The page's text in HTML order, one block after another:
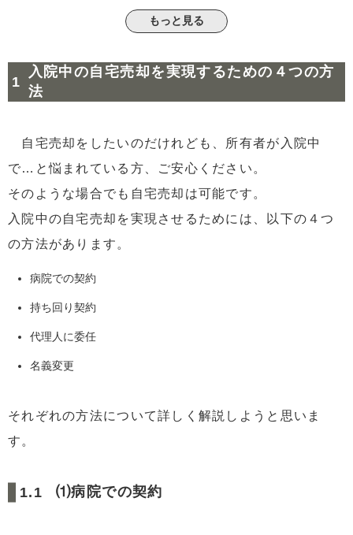
認知症や意識不明の場合の自宅売却手続き
入院先を住民票の住所として利用できるか？
まとめ：入院中の不動産売却のポイント
もっと見る
入院中の自宅売却を実現するための４つの方
法
自宅売却をしたいのだけれども、所有者が入院中
で…と悩まれている方、ご安心ください。
そのような場合でも自宅売却は可能です。
入院中の自宅売却を実現させるためには、以下の４つ
の方法があります。
病院での契約
持ち回り契約
代理人に委任
名義変更
それぞれの方法について詳しく解説しようと思いま
す。
⑴病院での契約